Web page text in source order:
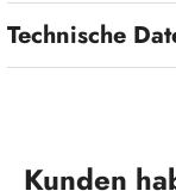
Technische
Produktgalerie
Kunden